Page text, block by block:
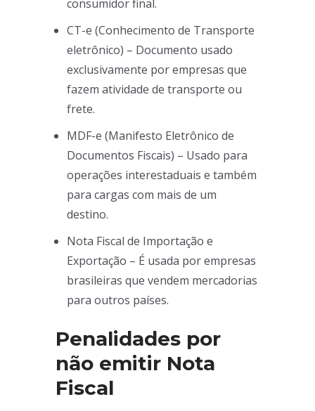
consumidor final.
CT-e (Conhecimento de Transporte
eletrônico) – Documento usado
exclusivamente por empresas que
fazem atividade de transporte ou
frete.
MDF-e (Manifesto Eletrônico de
Documentos Fiscais) – Usado para
operações interestaduais e também
para cargas com mais de um
destino.
Nota Fiscal de Importação e
Exportação – É usada por empresas
brasileiras que vendem mercadorias
para outros países.
Penalidades por
não emitir Nota
Fiscal